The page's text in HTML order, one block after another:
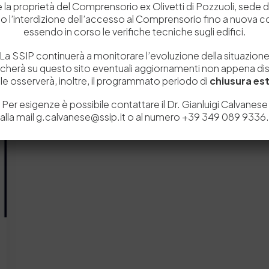
italiana di Tecnologia e…
Admin_dev2
la proprietà del Comprensorio ex Olivetti di Pozzuoli, sede
l’interdizione dell’accesso al Comprensorio fino a nuova
essendo in corso le verifiche tecniche sugli edifici.
La SSIP continuerà a monitorare l’evoluzione della situazione
su questo sito eventuali aggiornamenti non appena
osserverà, inoltre, il programmato periodo di chiusura
Per esigenze è possibile contattare il Dr. Gianluigi Calvanese
alla mail g.calvanese@ssip.it o al numero +39 349 089 9336.